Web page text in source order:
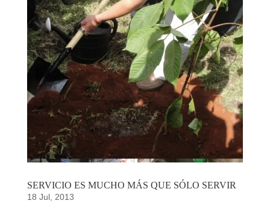
SERVICIO ES MUCHO MÁS QUE SÓLO SERVIR
18 Jul, 2013